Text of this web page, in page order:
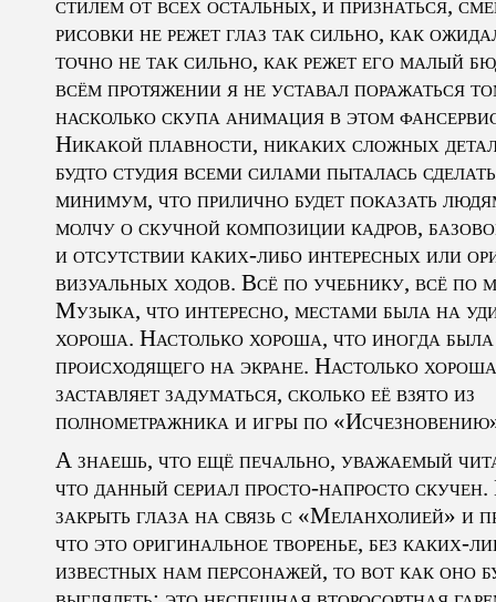
стилем от всех остальных, и признаться,
рисовки не режет глаз так сильно, как
точно не так сильно, как режет его малый
всём протяжении я не уставал поражаться
насколько скупа анимация в этом
Никакой плавности, никаких сложных
будто студия всеми силами пыталась
минимум, что прилично будет показать
молчу о скучной композиции кадров,
и отсутствии каких-либо интересных или
визуальных ходов. Всё по учебнику, всё по
Музыка, что интересно, местами была на
хороша. Настолько хороша, что иногда
происходящего на экране. Настолько
заставляет задуматься, сколько её взято из
полнометражника и игры по
А знаешь, что ещё печально, уважаемый
что данный сериал просто-напросто
закрыть глаза на связь с «Меланхолией» и
что это оригинальное творенье, без каких-
известных нам персонажей, то вот как оно